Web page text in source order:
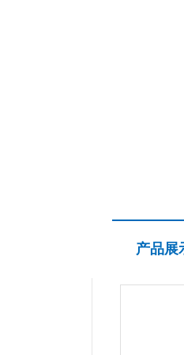
产品展